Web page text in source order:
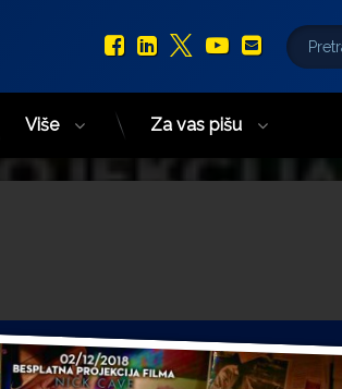
Facebook
LinkedIn
X.com
YouTube
E-mail
Pretraži:
Više Za vas pišu